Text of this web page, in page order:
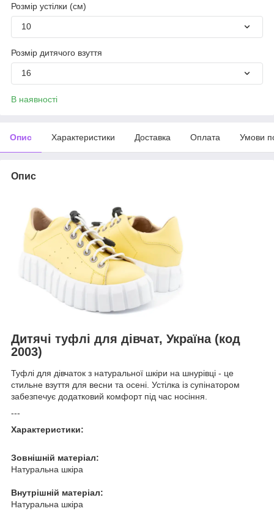
Розмір устілки (см)
10
Розмір дитячого взуття
16
В наявності
Опис Характеристики Доставка Оплата Умови
Опис
Дитячі туфлі для дівчат, Україна (код
2003)
Туфлі для дівчаток з натуральної шкіри на шнурівці - це
стильне взуття для весни та осені. Устілка із супінатором
забезпечує додатковий комфорт під час носіння.
---
Характеристики:
Зовнішній матеріал:
Натуральна шкіра
Внутрішній матеріал:
Натуральна шкіра